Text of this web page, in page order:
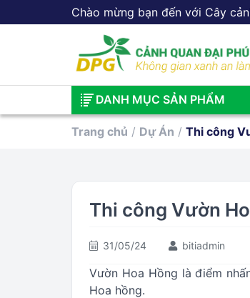
Chào mừng bạn đến với Cây
DANH MỤC SẢN PHẨM
Trang chủ / Dự Án / Thi công
Thi công Vườn
31/05/24 bitiadmin
Vườn Hoa Hồng là điểm
Hoa hồng.